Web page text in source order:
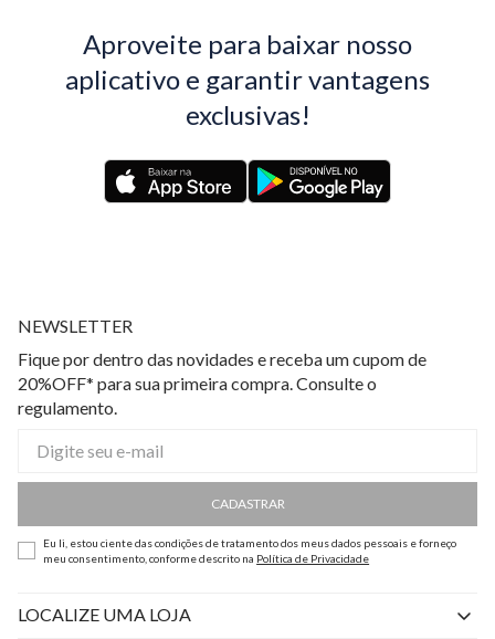
Aproveite para baixar nosso
aplicativo e garantir vantagens
exclusivas!
NEWSLETTER
Fique por dentro das novidades e receba um cupom de
20%OFF* para sua primeira compra. Consulte o
regulamento.
CADASTRAR
Eu li, estou ciente das condições de tratamento dos meus dados pessoais e forneço
meu consentimento, conforme descrito na Política de Privacidade
LOCALIZE UMA LOJA